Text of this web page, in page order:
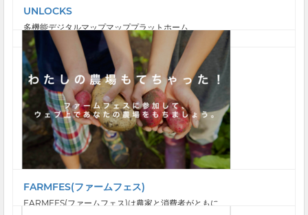
UNLOCKS
多機能デジタルマップマッププラットホーム
FARMFES(ファームフェス)
FARMFES(ファームフェス)は農家と消費者がともに...